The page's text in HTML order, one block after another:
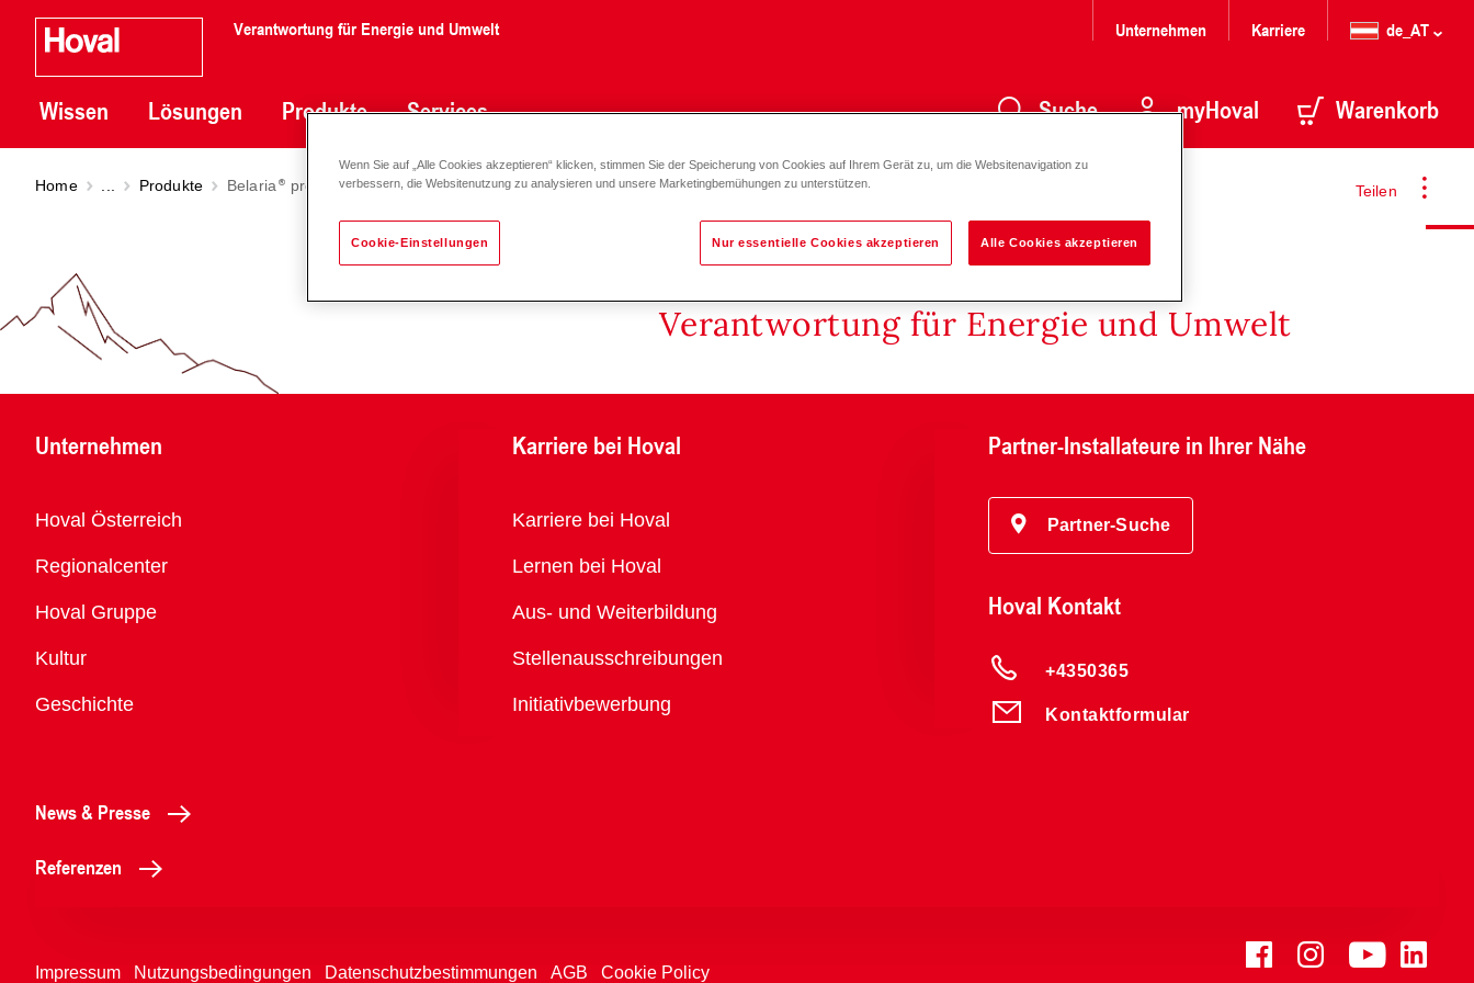
Verantwortung für Energie und Umwelt
Wissen Lösungen Produkte Services
Unternehmen Karriere de_AT
Suche myHoval Warenkorb
Teilen
Home Produkte Belaria pro comfort (8-15) | Modell 2020
Verantwortung für Energie und Umwelt
Unternehmen
Übersicht
Hoval Österreich
Regionalcenter
Hoval Gruppe
Kultur
Geschichte
Karriere bei Hoval
Übersicht
Karriere bei Hoval
Lernen bei Hoval
Aus- und Weiterbildung
Stellenausschreibungen
Initiativbewerbung
Partner-Installateure in Ihrer Nähe
Partner-Suche
Hoval Kontakt
+4350365
Kontaktformular
News & Presse
Referenzen
Impressum Nutzungsbedingungen Datenschutzbestimmungen AGB Cookie Policy
Wenn Sie auf „Alle Cookies akzeptieren“ klicken, stimmen Sie der Speicherung von Cookies auf Ihrem Gerät zu, um die Websitenavigation zu
verbessern, die Websitenutzung zu analysieren und unsere Marketingbemühungen zu unterstützen.
Cookie-Einstellungen Nur essentielle Cookies akzeptieren Alle Cookies akzeptieren